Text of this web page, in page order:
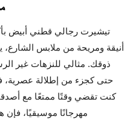
تيشيرت رجالي قطني أبيض
أنيقة ومريحة من ملابس
ذوقك. مثالي للنزهات غير
حتى كجزء من إطلالة عصرية،
كنت تقضي وقتًا ممتعًا مع
مهرجانًا موسيقيًا،